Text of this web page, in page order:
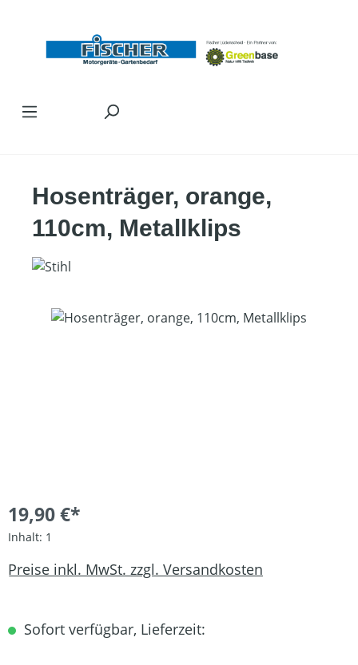
Hosenträger, orange,
110cm, Metallklips
Bildergalerie überspringen
19,90 €*
Inhalt: 1
Preise inkl. MwSt. zzgl. Versandkosten
Sofort verfügbar, Lieferzeit: